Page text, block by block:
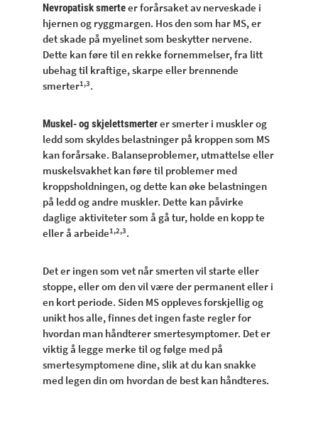
Nevropatisk smerteer forårsaket av nerveskade i
hjernen og ryggmargen. Hos den som har MS, er
det skade på myelinet som beskytter nervene.
Dette kan føre til en rekke fornemmelser, fra litt
ubehag til kraftige, skarpe eller brennende
smerter1,3.
Muskel- og skjelettsmerterer smerter i muskler og
ledd som skyldes belastninger på kroppen som MS
kan forårsake. Balanseproblemer, utmattelse eller
muskelsvakhet kan føre til problemer med
kroppsholdningen, og dette kan øke belastningen
på ledd og andre muskler. Dette kan påvirke
daglige aktiviteter som å gå tur, holde en kopp te
eller å arbeide1,2,3.
Det er ingen som vet når smerten vil starte eller
stoppe, eller om den vil være der permanent eller i
en kort periode. Siden MS oppleves forskjellig og
unikt hos alle, finnes det ingen faste regler for
hvordan man håndterer smertesymptomer. Det er
viktig å legge merke til og følge med på
smertesymptomene dine, slik at du kan snakke
med legen din om hvordan de best kan håndteres.